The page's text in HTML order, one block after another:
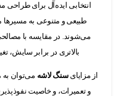
ایده‌آل برای طراحی مسیرهای
و متنوعی به مسیرها
در مقایسه با مصالحی مانند
بالاتری در برابر سایش، تغییرات
سنگ لاشهمی‌توان به مقاومت در
و خاصیت نفوذپذیری آب